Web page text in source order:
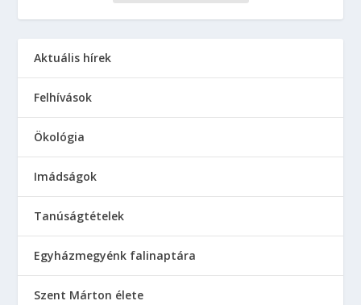
Aktuális hírek
Felhívások
Ökológia
Imádságok
Tanúságtételek
Egyházmegyénk falinaptára
Szent Márton élete